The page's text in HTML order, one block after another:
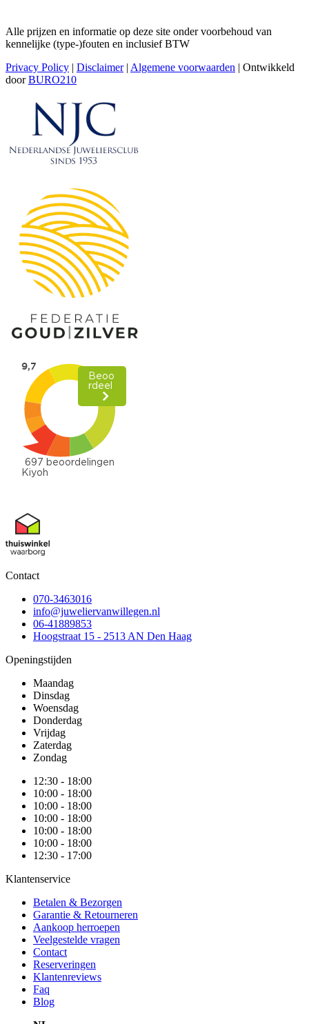
Alle prijzen en informatie op deze site onder voorbehoud van
kennelijke (type-)fouten en inclusief BTW
Privacy Policy | Disclaimer| Algemene voorwaarden | Ontwikkeld
doorBURO210
Contact
070-3463016
info@juweliervanwillegen.nl
06-41889853
Hoogstraat 15 - 2513 AN Den Haag
Openingstijden
Maandag
Dinsdag
Woensdag
Donderdag
Vrijdag
Zaterdag
Zondag
12:30 - 18:00
10:00 - 18:00
10:00 - 18:00
10:00 - 18:00
10:00 - 18:00
10:00 - 18:00
12:30 - 17:00
Klantenservice
Betalen & Bezorgen
Garantie & Retourneren
Aankoop herroepen
Veelgestelde vragen
Contact
Reserveringen
Klantenreviews
Faq
Blog